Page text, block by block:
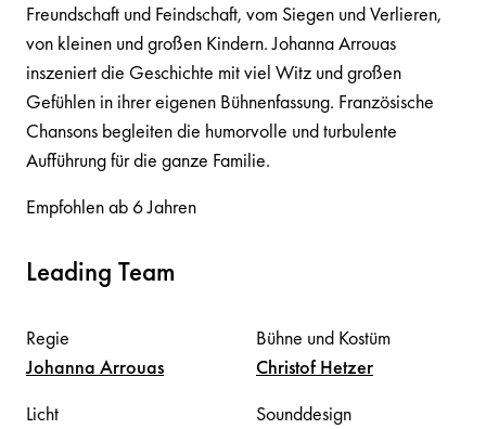
Freundschaft und Feindschaft, vom Siegen und Verlieren,
von kleinen und großen Kindern. Johanna Arrouas
inszeniert die Geschichte mit viel Witz und großen
Gefühlen in ihrer eigenen Bühnenfassung. Französische
Chansons begleiten die humorvolle und turbulente
Aufführung für die ganze Familie.
Empfohlen ab 6 Jahren
Leading Team
Regie
Johanna Arrouas
Bühne und Kostüm
Christof Hetzer
Licht
Sounddesign